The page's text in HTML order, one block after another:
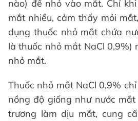
nào) để nhỏ vào mắt. Chỉ
mắt nhiều, cảm thấy mỏi
dụng thuốc nhỏ mắt chứa
là thuốc nhỏ mắt NaCl 0,9%)
nhỏ mắt.
Thuốc nhỏ mắt NaCl 0,9%
nồng độ giống như nước
trương làm dịu mắt, cung